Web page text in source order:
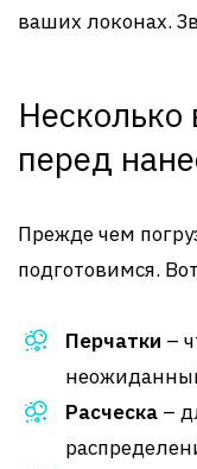
ваших локонах.
перед
Прежде чем
подготовимся.
Перчатки –
Расческа –